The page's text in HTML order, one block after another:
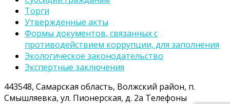
Торги
Утвержденные акты
Формы документов, связанных с
противодействием коррупции, для заполнения
Экологическое законодательство
Экспертные заключения
443548, Самарская область, Волжский район, п.
Смышляевка, ул. Пионерская, д. 2а Телефоны